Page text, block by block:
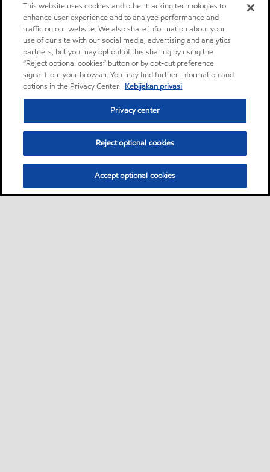
This website uses cookies and other tracking technologies to
enhance user experience and to analyze performance and
traffic on our website. We also share information about your
use of our site with our social media, advertising and analytics
partners, but you may opt out of this sharing by using the
“Reject optional cookies” button or by opt-out preference
signal from your browser. You may find further information and
options in the Privacy Center. Kebijakan privasi
Privacy center
Reject optional cookies
Accept optional cookies